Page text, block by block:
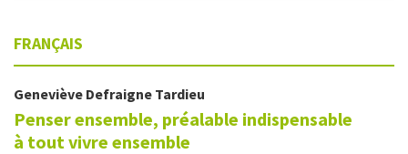
FRANÇAIS
Geneviève Defraigne Tardieu
Penser ensemble, préalable indispensable
à tout vivre ensemble